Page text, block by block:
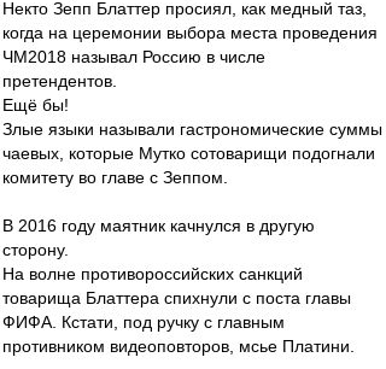
Некто Зепп Блаттер просиял, как медный таз,
когда на церемонии выбора места проведения
ЧМ2018 называл Россию в числе
претендентов.
Ещё бы!
Злые языки называли гастрономические суммы
чаевых, которые Мутко сотоварищи подогнали
комитету во главе с Зеппом.
В 2016 году маятник качнулся в другую
сторону.
На волне противороссийских санкций
товарища Блаттера спихнули с поста главы
ФИФА. Кстати, под ручку с главным
противником видеоповторов, мсье Платини.